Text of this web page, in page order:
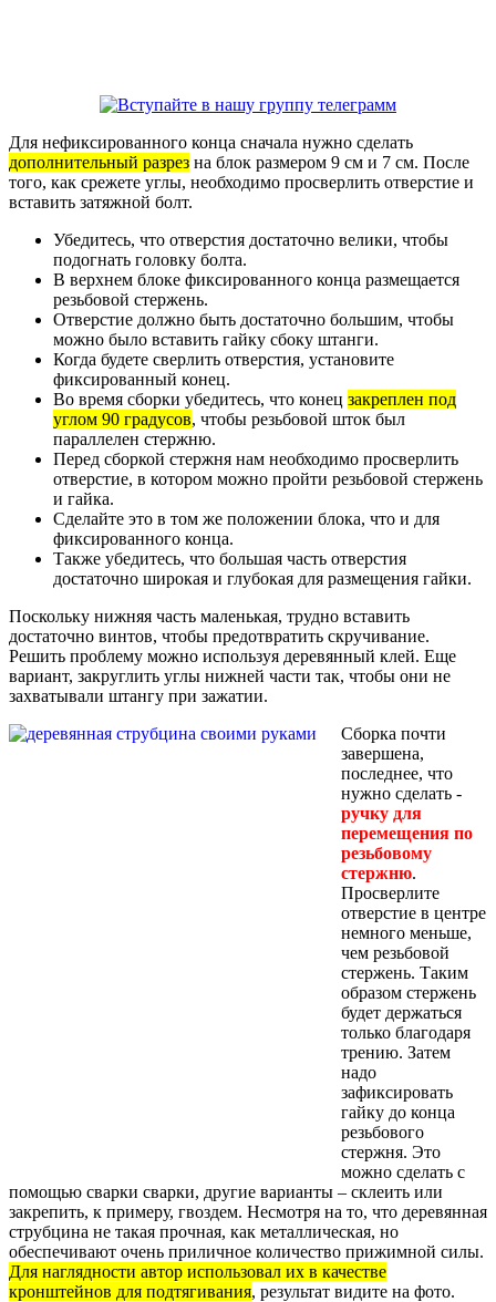
Для нефиксированного конца сначала нужно сделать
дополнительный разрез на блок размером 9 см и 7 см. После
того, как срежете углы, необходимо просверлить отверстие и
вставить затяжной болт.
Убедитесь, что отверстия достаточно велики, чтобы
подогнать головку болта.
В верхнем блоке фиксированного конца размещается
резьбовой стержень.
Отверстие должно быть достаточно большим, чтобы
можно было вставить гайку сбоку штанги.
Когда будете сверлить отверстия, установите
фиксированный конец.
Во время сборки убедитесь, что конец закреплен под
углом 90 градусов, чтобы резьбовой шток был
параллелен стержню.
Перед сборкой стержня нам необходимо просверлить
отверстие, в котором можно пройти резьбовой стержень
и гайка.
Сделайте это в том же положении блока, что и для
фиксированного конца.
Также убедитесь, что большая часть отверстия
достаточно широкая и глубокая для размещения гайки.
Поскольку нижняя часть маленькая, трудно вставить
достаточно винтов, чтобы предотвратить скручивание.
Решить проблему можно используя деревянный клей. Еще
вариант, закруглить углы нижней части так, чтобы они не
захватывали штангу при зажатии.
Сборка почти
завершена,
последнее, что
нужно сделать -
ручку для
перемещения по
резьбовому
стержню.
Просверлите
отверстие в центре
немного меньше,
чем резьбовой
стержень. Таким
образом стержень
будет держаться
только благодаря
трению. Затем
надо
зафиксировать
гайку до конца
резьбового
стержня. Это
можно сделать с
помощью сварки сварки, другие варианты – склеить или
закрепить, к примеру, гвоздем. Несмотря на то, что деревянная
струбцина не такая прочная, как металлическая, но
обеспечивают очень приличное количество прижимной силы.
Для наглядности автор использовал их в качестве
кронштейнов для подтягивания, результат видите на фото.